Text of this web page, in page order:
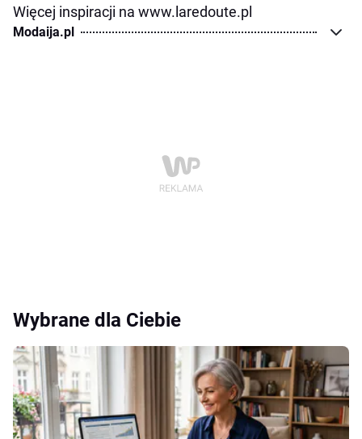
Więcej inspiracji na www.laredoute.pl
Modaija.pl
Wybrane dla Ciebie